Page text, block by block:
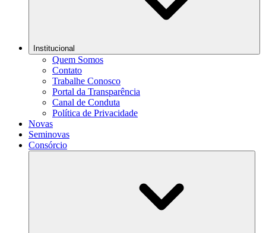
Institucional
Quem Somos
Contato
Trabalhe Conosco
Portal da Transparência
Canal de Conduta
Política de Privacidade
Novas
Seminovas
Consórcio